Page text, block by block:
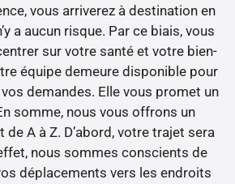
vous arriverez à destination en
a aucun risque. Par ce biais, vous
sur votre santé et votre bien-
équipe demeure disponible pour
demandes. Elle vous promet un
somme, nous vous offrons un
A à Z. D’abord, votre trajet sera
nous sommes conscients de
déplacements vers les endroits